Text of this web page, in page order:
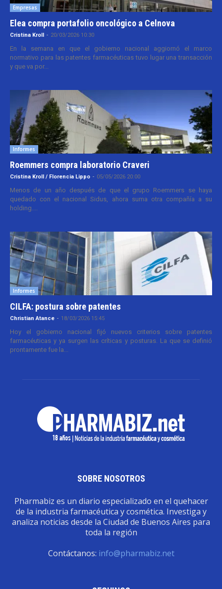
Empresas
Elea compra portafolio oncológico a Celnova
Cristina Kroll - 20/03/2026 10:30
En la semana en que el gobierno nacional aggiornó el marco
normativo para las patentes farmacéuticas tuvo lugar una transacción
y que va por...
Informes
Roemmers compra laboratorio Craveri
Cristina Kroll / Florencia Lippo - 05/05/2026 20:00
Menos de un año después de que el grupo Roemmers se haya
quedado con el nacional Sidus, ahora suma otra compañía a su
holding....
Informes
CILFA: postura sobre patentes
Christian Atance - 18/03/2026 15:45
Hoy el gobierno nacional fijó nuevos criterios sobre patentes
farmacéuticas y ya surgen las críticas y posturas. La que se definió
prontamente fue la...
SOBRE NOSOTROS
Pharmabiz es un diario especializado en el quehacer
de la industria farmacéutica y cosmética. Investiga y
analiza noticias desde la Ciudad de Buenos Aires para
toda la región
Contáctanos: info@pharmabiz.net